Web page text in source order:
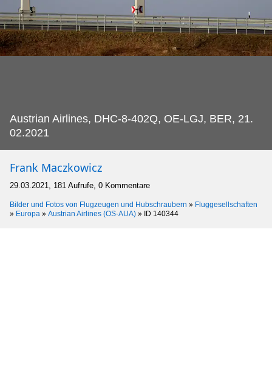
Austrian Airlines, DHC-8-402Q, OE-LGJ, BER, 21.
02.2021
Frank Maczkowicz
29.03.2021, 181 Aufrufe, 0 Kommentare
Bilder und Fotos von Flugzeugen und Hubschraubern » Fluggesellschaften
» Europa » Austrian Airlines (OS-AUA) » ID 140344